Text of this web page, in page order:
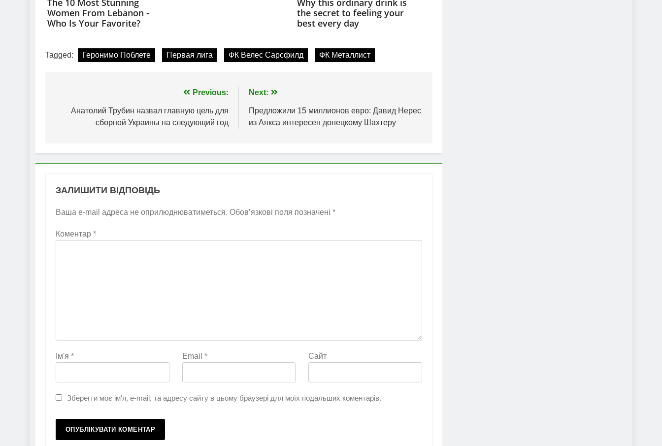
Tagged: Геронимо Поблете Первая лига ФК Велес Сарсфилд ФК Металлист
записів
Previous:
Анатолий Трубин назвал главную цель для
сборной Украины на следующий год
Next:
Предложили 15 миллионов евро: Давид Нерес
из Аякса интересен донецкому Шахтеру
ЗАЛИШИТИ ВІДПОВІДЬ
Ваша e-mail адреса не оприлюднюватиметься. Обов’язкові поля позначені *
Коментар *
Ім'я * Email * Сайт
Зберегти моє ім'я, e-mail, та адресу сайту в цьому браузері для моїх подальших коментарів.